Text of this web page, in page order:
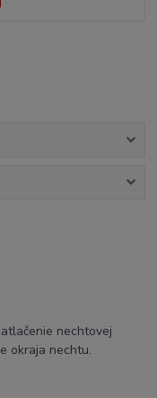
nechtovej
okraja nechtu.